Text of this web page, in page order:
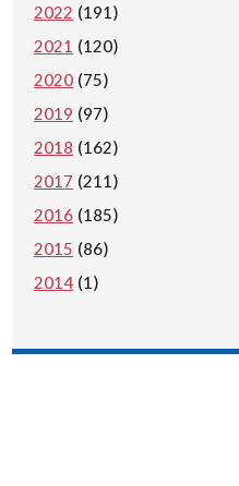
2022 (191)
2021 (120)
2020 (75)
2019 (97)
2018 (162)
2017 (211)
2016 (185)
2015 (86)
2014 (1)